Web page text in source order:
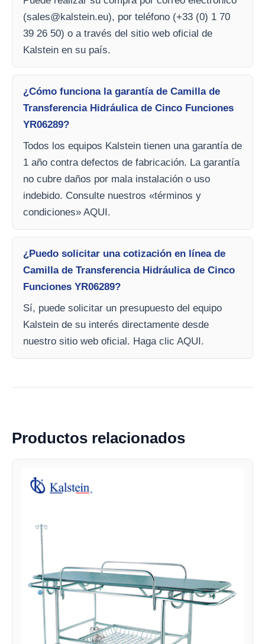
(sales@kalstein.eu), por teléfono (+33 (0) 1 70
39 26 50) o a través del sitio web oficial de
Kalstein en su país.
¿Cómo funciona la garantía de Camilla de
Transferencia Hidráulica de Cinco Funciones
YR06289?
Todos los equipos Kalstein tienen una garantía de
1 año contra defectos de fabricación. La garantía
no cubre daños por mala instalación o uso
indebido. Consulte nuestros «términos y
condiciones» AQUI.
¿Puedo solicitar una cotización en línea de
Camilla de Transferencia Hidráulica de Cinco
Funciones YR06289?
Sí, puede solicitar un presupuesto del equipo
Kalstein de su interés directamente desde
nuestro sitio web oficial. Haga clic AQUI.
Productos relacionados